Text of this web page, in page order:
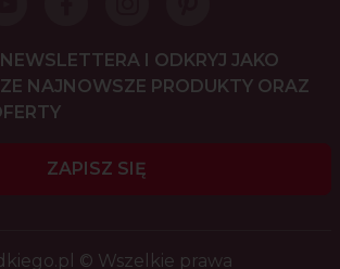
I ODKRYJ JAKO
NAJNOWSZE PRODUKTY ORAZ
ZAPISZ SIĘ
© Wszelkie prawa